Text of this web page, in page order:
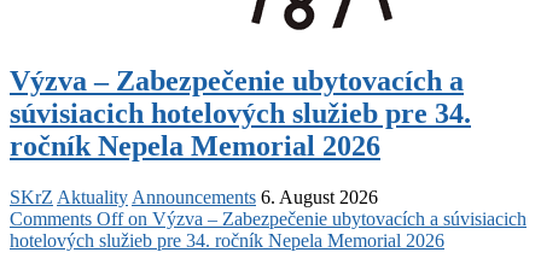
Výzva – Zabezpečenie ubytovacích a
súvisiacich hotelových služieb pre 34.
ročník Nepela Memorial 2026
SKrZ Aktuality Announcements 6. August 2026
Comments Offon Výzva – Zabezpečenie ubytovacích a súvisiacich
hotelových služieb pre 34. ročník Nepela Memorial 2026